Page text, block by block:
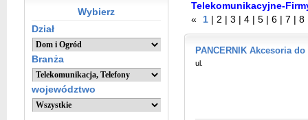
Wybierz
Dział
Branża
województwo
Telekomunikacyjne-
«
1 2 3 4 5 6 7 8
PANCERNIK Akcesoria
ul.